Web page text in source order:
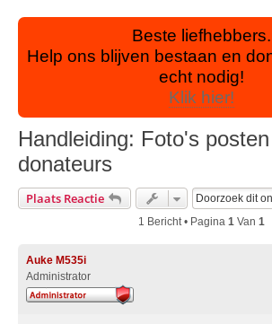
Beste liefhebbers.
Help ons blijven bestaan en
echt nodig!
Klik hier!
Handleiding: Foto's
donateurs
Plaats Reactie
1 Bericht • Pagina 1Van 1
Auke M535i
Administrator